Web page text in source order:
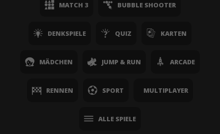
MATCH 3 BUBBLE SHOOTER
DENKSPIELE QUIZ KARTEN
MÄDCHEN JUMP & RUN ARCADE
RENNEN SPORT MULTIPLAYER
ALLE SPIELE